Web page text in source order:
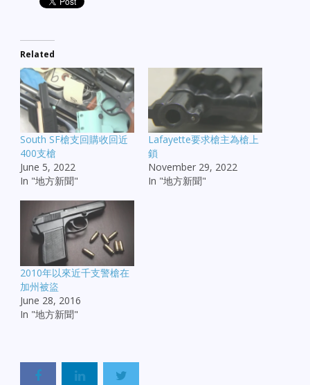
Related
South SF槍支回購收回近
400支槍
June 5, 2022
In "地方新聞"
Lafayette要求槍主為槍上
鎖
November 29, 2022
In "地方新聞"
2010年以來近千支警槍在
加州被盜
June 28, 2016
In "地方新聞"